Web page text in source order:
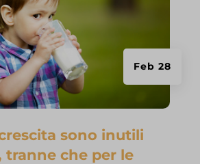
sono inutili
tranne che per le
Feb 28